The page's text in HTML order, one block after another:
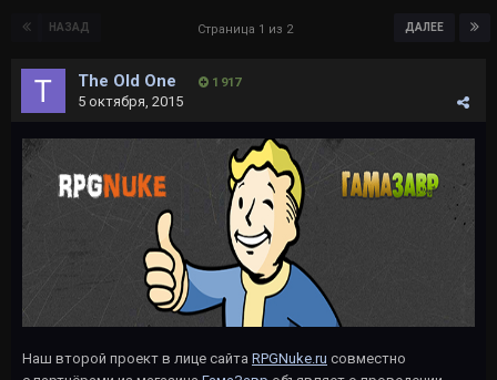
НАЗАД ДАЛЕЕ
Страница 1 из 2
The Old One 1 917
5 октября, 2015
Наш второй проект в лице сайта RPGNuke.ru совместно